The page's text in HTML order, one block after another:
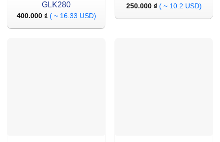
GLK280
400.000 ₫ ( ~ 16.33 USD)
250.000 ₫ ( ~ 10.2 USD)